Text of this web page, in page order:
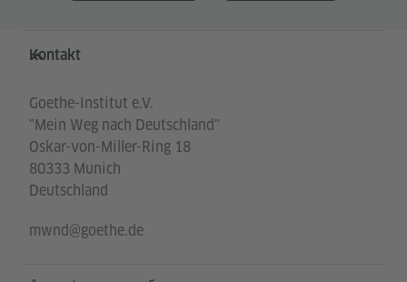
Service- und Informationsbereich
Kontakt
Goethe-Institut e.V.
"Mein Weg nach Deutschland"
Oskar-von-Miller-Ring 18
80333 Munich
Deutschland
mwnd@goethe.de